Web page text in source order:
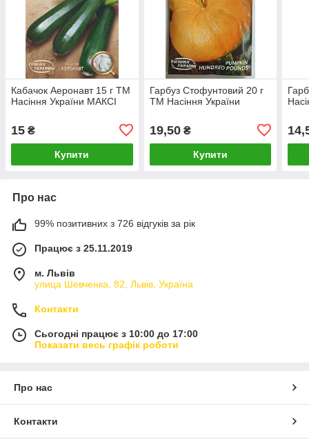
Кабачок Аеронавт 15 г ТМ
Насіння України МАКСІ
15 ₴
Купити
Гарбуз Стофунтовий 20 г
ТМ Насіння України
19,50₴
Купити
Про нас
99% позитивних з 726 відгуків за рік
Працює з 25.11.2019
м. Львів
улица Шевченка, 82, Львів, Україна
Контакти
Сьогодні працює з 10:00 до 17:00
Показати весь графік роботи
Про нас
Контакти